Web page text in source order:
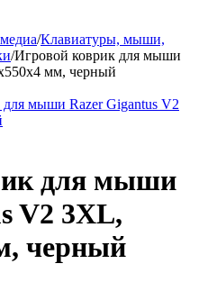
/Клавиатуры, мыши,
/Игровой коврик для мыши
мм, черный
для мыши
V2 3XL,
черный